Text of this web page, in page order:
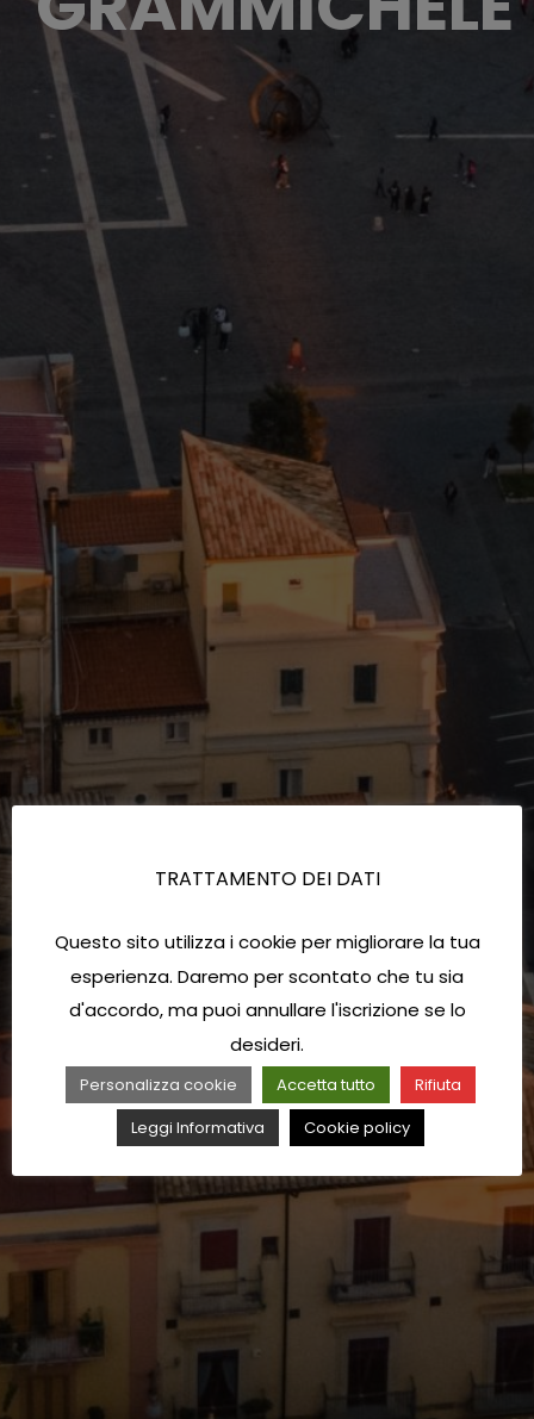
TRATTAMENTO DEI DATI
Questo sito utilizza i cookie per migliorare la tua
esperienza. Daremo per scontato che tu sia
d'accordo, ma puoi annullare l'iscrizione se lo
desideri.
Personalizza cookie Accetta tutto
Rifiuta
Leggi Informativa
Cookie policy